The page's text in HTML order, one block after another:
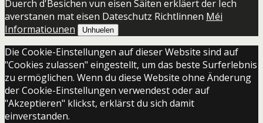
Duerch d'Besichen vun eisen Säiten erkläert der Iech
averstanen mat eisen Dateschutz Richtlinnen Méi
Informatiounen
Unhuelen
Die Cookie-Einstellungen auf dieser Website sind auf
"Cookies zulassen" eingestellt, um das beste Surferlebnis
zu ermöglichen. Wenn du diese Website ohne Änderung
der Cookie-Einstellungen verwendest oder auf
"Akzeptieren" klickst, erklärst du sich damit
einverstanden.